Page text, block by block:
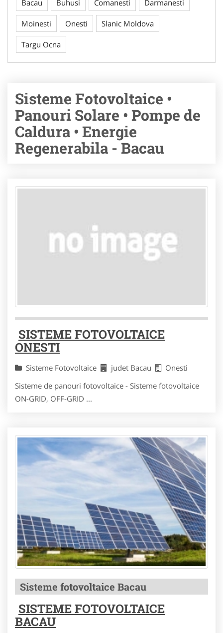
Bacau Buhusi Comanesti Darmanesti
Moinesti Onesti Slanic Moldova
Targu Ocna
Sisteme Fotovoltaice •
Panouri Solare • Pompe de
Caldura • Energie
Regenerabila - Bacau
SISTEME FOTOVOLTAICE
ONESTI
Sisteme Fotovoltaice judet Bacau
Onesti
Sisteme de panouri fotovoltaice - Sisteme fotovoltaice
ON-GRID, OFF-GRID ...
Sisteme fotovoltaice Bacau
SISTEME FOTOVOLTAICE
BACAU